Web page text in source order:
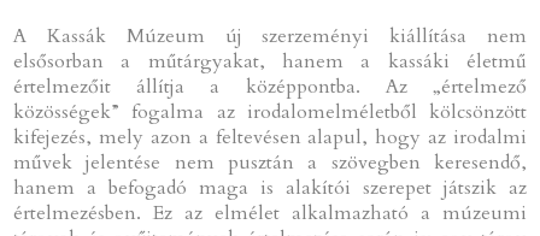
A Kassák Múzeum új szerzeményi kiállítása nem
elsősorban a műtárgyakat, hanem a kassáki életmű
értelmezőit állítja a középpontba. Az „értelmező
közösségek” fogalma az irodalomelméletből kölcsönzött
kifejezés, mely azon a feltevésen alapul, hogy az irodalmi
művek jelentése nem pusztán a szövegben keresendő,
hanem a befogadó maga is alakítói szerepet játszik az
értelmezésben. Ez az elmélet alkalmazható a múzeumi